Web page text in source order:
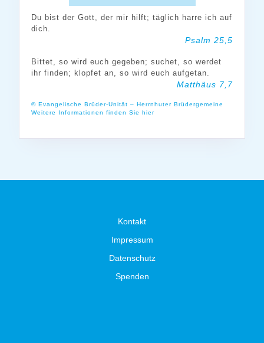
Du bist der Gott, der mir hilft; täglich harre ich auf
dich.
Psalm 25,5
Bittet, so wird euch gegeben; suchet, so werdet
ihr finden; klopfet an, so wird euch aufgetan.
Matthäus 7,7
© Evangelische Brüder-Unität – Herrnhuter Brüdergemeine
Weitere Informationen finden Sie hier
Kontakt
Impressum
Datenschutz
Spenden